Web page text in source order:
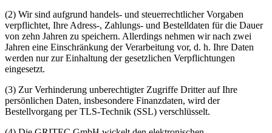
(2) Wir sind aufgrund handels- und steuerrechtlicher Vorgaben
verpflichtet, Ihre Adress-, Zahlungs- und Bestelldaten für die Dauer
von zehn Jahren zu speichern. Allerdings nehmen wir nach zwei
Jahren eine Einschränkung der Verarbeitung vor, d. h. Ihre Daten
werden nur zur Einhaltung der gesetzlichen Verpflichtungen
eingesetzt.
(3) Zur Verhinderung unberechtigter Zugriffe Dritter auf Ihre
persönlichen Daten, insbesondere Finanzdaten, wird der
Bestellvorgang per TLS-Technik (SSL) verschlüsselt.